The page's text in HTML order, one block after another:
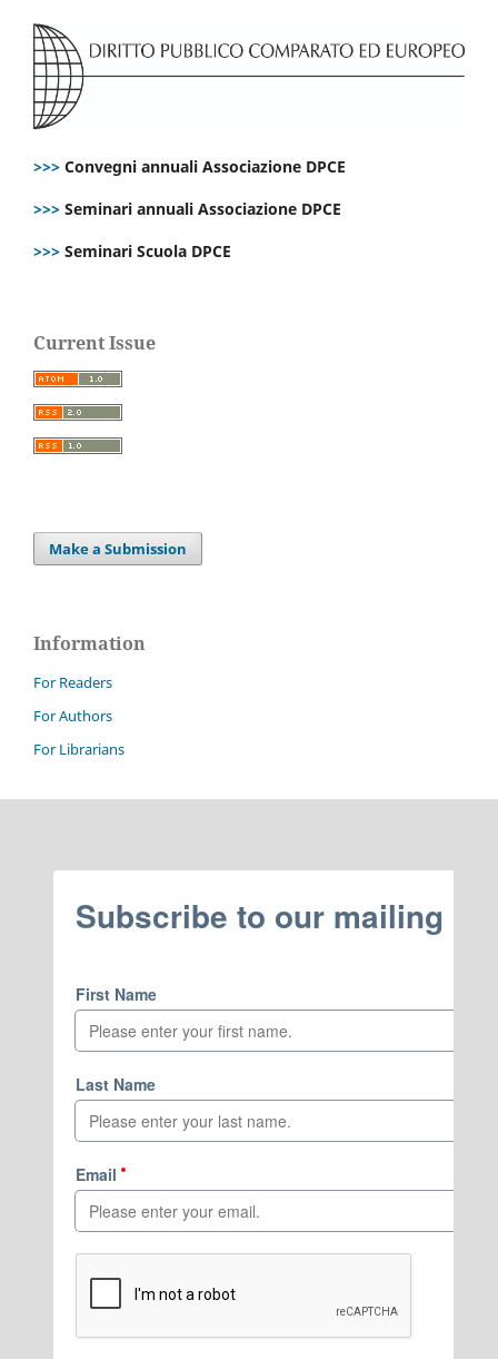
>>> Convegni annuali Associazione DPCE
>>> Seminari annuali Associazione DPCE
>>> Seminari Scuola DPCE
Current Issue
Make a Submission
Information
For Readers
For Authors
For Librarians